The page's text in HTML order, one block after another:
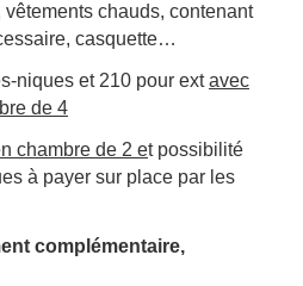
chauds, contenant
casquette…
niques et 210 pour extavec
de 4
chambre de 2 et possibilité
à payer sur place par les
complémentaire,